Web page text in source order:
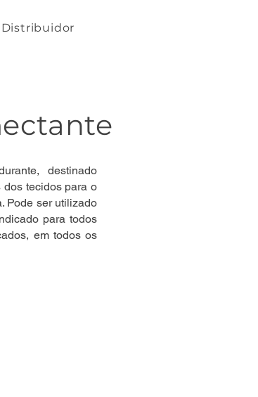
Distribuidor
destinado
dos tecidos para o
Pode ser utilizado
para todos
em todos os